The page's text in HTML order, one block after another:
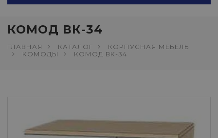
КОМОД ВК-34
ГЛАВНАЯ КАТАЛОГ
КОРПУСНАЯ МЕБЕЛЬ
КОМОДЫ
КОМОД ВК-34